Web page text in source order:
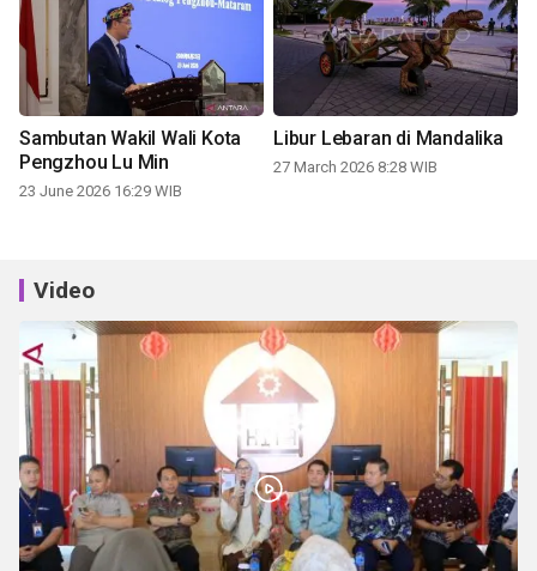
Sambutan Wakil Wali Kota
Pengzhou Lu Min
23 June 2026 16:29 WIB
Libur Lebaran di Mandalika
27 March 2026 8:28 WIB
Video